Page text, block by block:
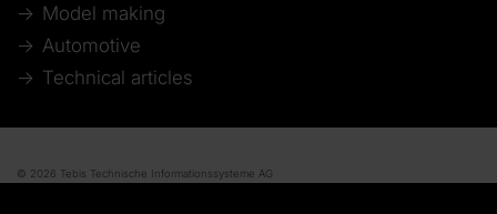
Model making
Automotive
Technical articles
© 2026 Tebis Technische Informationssysteme AG